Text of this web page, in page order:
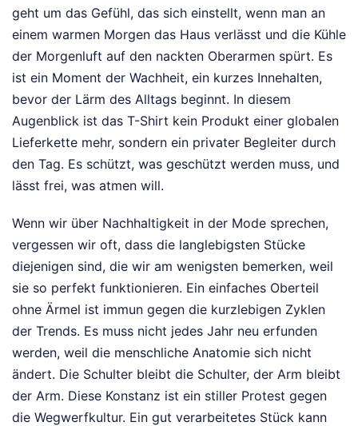
geht um das Gefühl, das sich einstellt, wenn man an
einem warmen Morgen das Haus verlässt und die Kühle
der Morgenluft auf den nackten Oberarmen spürt. Es
ist ein Moment der Wachheit, ein kurzes Innehalten,
bevor der Lärm des Alltags beginnt. In diesem
Augenblick ist das T-Shirt kein Produkt einer globalen
Lieferkette mehr, sondern ein privater Begleiter durch
den Tag. Es schützt, was geschützt werden muss, und
lässt frei, was atmen will.
Wenn wir über Nachhaltigkeit in der Mode sprechen,
vergessen wir oft, dass die langlebigsten Stücke
diejenigen sind, die wir am wenigsten bemerken, weil
sie so perfekt funktionieren. Ein einfaches Oberteil
ohne Ärmel ist immun gegen die kurzlebigen Zyklen
der Trends. Es muss nicht jedes Jahr neu erfunden
werden, weil die menschliche Anatomie sich nicht
ändert. Die Schulter bleibt die Schulter, der Arm bleibt
der Arm. Diese Konstanz ist ein stiller Protest gegen
die Wegwerfkultur. Ein gut verarbeitetes Stück kann